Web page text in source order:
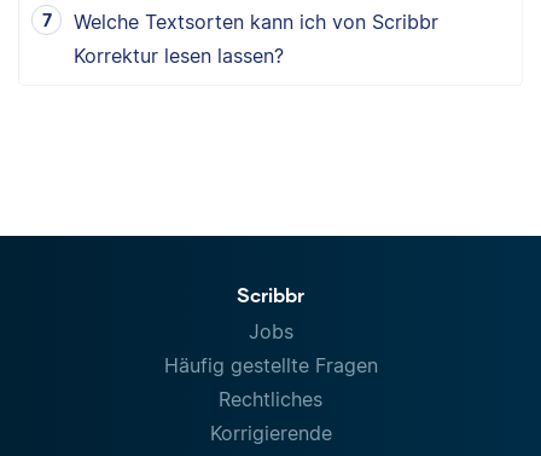
Welche Textsorten kann ich von Scribbr
Korrektur lesen lassen?
Scribbr
Jobs
Häufig gestellte Fragen
Rechtliches
Korrigierende